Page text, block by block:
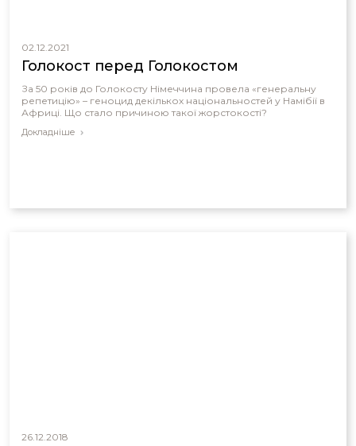
02.12.2021
Голокост перед Голокостом
За 50 років до Голокосту Німеччина провела «генеральну
репетицію» – геноцид декількох національностей у Намібії в
Африці. Що стало причиною такої жорстокості?
Докладніше
26.12.2018